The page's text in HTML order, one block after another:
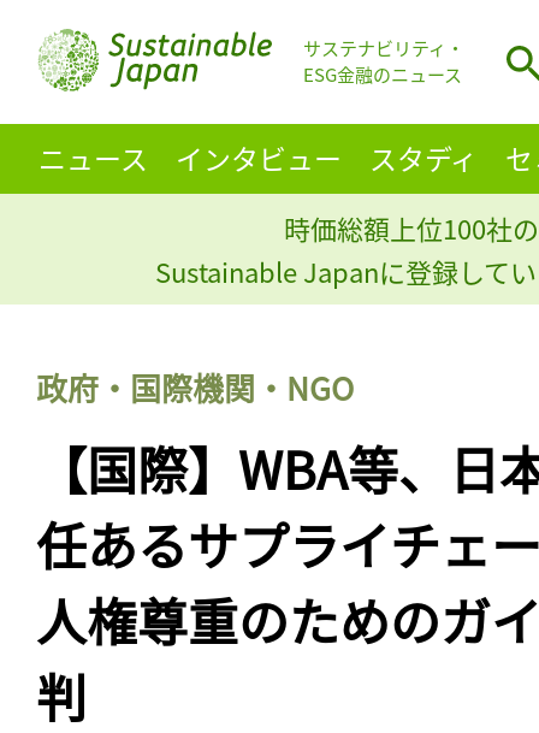
サステナビリティ・
ESG金融のニュース
ニュース インタビュー スタディ
時価総額上位100社
Sustainable Japanに登録して
政府・国際機関・NGO
【国際】WBA等、日
任あるサプライチェ
人権尊重のためのガ
判